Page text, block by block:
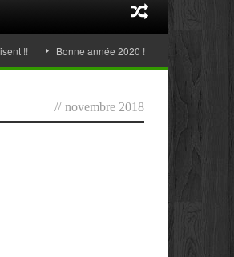
Bonne année 2020 !
// novembre 2018